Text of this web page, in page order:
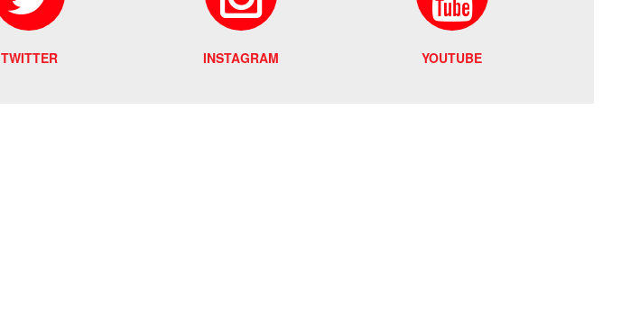
TWITTER INSTAGRAM YOUTUBE